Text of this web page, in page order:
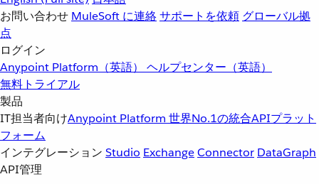
お問い合わせ MuleSoft に連絡サポートを依頼 グローバル拠
点
ログイン
Anypoint Platform（英語） ヘルプセンター（英語）
無料トライアル
製品
IT担当者向けAnypoint Platform 世界No.1の統合APIプラット
フォーム
インテグレーション Studio ExchangeConnector DataGraph
API管理